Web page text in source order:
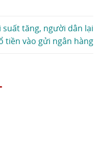
suất tăng, người dân lại
tiền vào gửi ngân hàng